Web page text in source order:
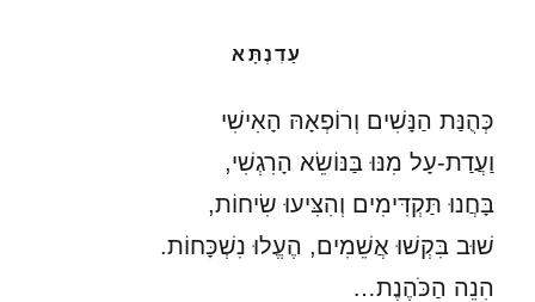
עַדִנְתָּא
כְּהֻנַּת הַנָּשִׁים וְרוֹפְאָהּ הָאִישִׁי
וַעֲדַת-עָל מִנּוּ בַּנּוֹשֵׂא הָרִגְשִׁי,
בָּחֲנוּ תַּקְדִּימִים וְהִצִּיעוּ שִׂיחוֹת,
שׁוּב בִּקְשׁוּ אֲשֵׁמִים, הֶעֱלוּ נִשְׁכָּחוֹת.
הִנֵה הַכֹּהֶנֶת…